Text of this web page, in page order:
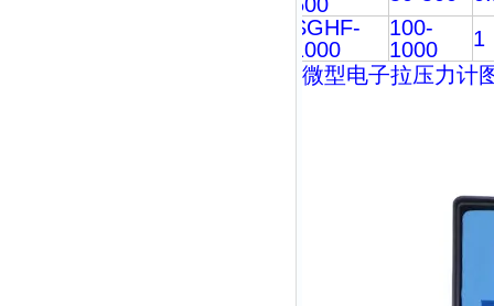
SGHF-
1000
100-
1000
1
微型电子拉压力计